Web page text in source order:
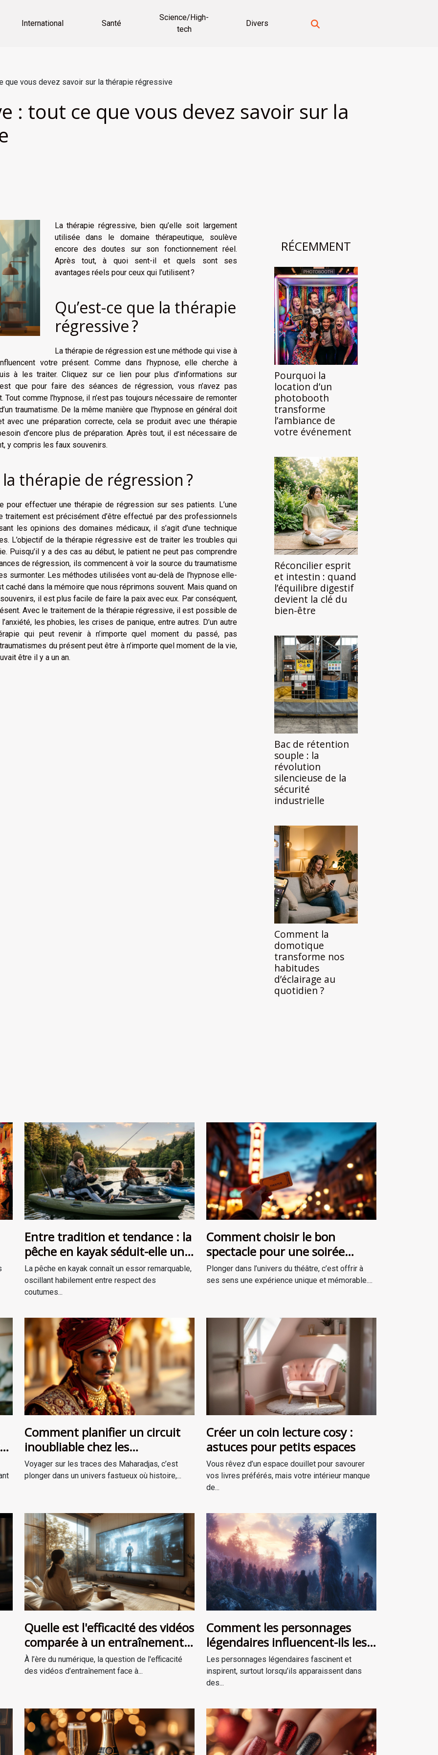
International Santé
Science/High-
tech
Divers
que vous devez savoir sur la thérapie régressive
: tout ce que vous devez savoir sur la
La thérapie régressive, bien qu’elle soit largement
utilisée dans le domaine thérapeutique, soulève
encore des doutes sur son fonctionnement réel.
Après tout, à quoi sent-il et quels sont ses
avantages réels pour ceux qui l’utilisent ?
Qu’est-ce que la thérapie
régressive ?
La thérapie de régression est une méthode qui vise à
votre présent. Comme dans l’hypnose, elle cherche à
à les traiter. Cliquez sur ce lien pour plus d’informations sur
que pour faire des séances de régression, vous n’avez pas
comme l’hypnose, il n’est pas toujours nécessaire de remonter
traumatisme. De la même manière que l’hypnose en général doit
une préparation correcte, cela se produit avec une thérapie
d’encore plus de préparation. Après tout, il est nécessaire de
y compris les faux souvenirs.
thérapie de régression ?
pour effectuer une thérapie de régression sur ses patients. L’une
est précisément d’être effectué par des professionnels
les opinions des domaines médicaux, il s’agit d’une technique
L’objectif de la thérapie régressive est de traiter les troubles qui
Puisqu’il y a des cas au début, le patient ne peut pas comprendre
de régression, ils commencent à voir la source du traumatisme
surmonter. Les méthodes utilisées vont au-delà de l’hypnose elle-
caché dans la mémoire que nous réprimons souvent. Mais quand on
il est plus facile de faire la paix avec eux. Par conséquent,
Avec le traitement de la thérapie régressive, il est possible de
les phobies, les crises de panique, entre autres. D’un autre
qui peut revenir à n’importe quel moment du passé, pas
du présent peut être à n’importe quel moment de la vie,
être il y a un an.
RÉCEMMENT
Pourquoi la
location d’un
photobooth
transforme
l’ambiance de
votre événement
Réconcilier esprit
et intestin : quand
l’équilibre digestif
devient la clé du
bien-être
Bac de rétention
souple : la
révolution
silencieuse de la
sécurité
industrielle
Comment la
domotique
transforme nos
habitudes
d’éclairage au
quotidien ?
Entre tradition et tendance : la
pêche en kayak séduit-elle une
nouvelle génération ?
La pêche en kayak connaît un essor remarquable,
oscillant habilement entre respect des
coutumes...
Comment choisir le bon
spectacle pour une soirée
théâtrale inoubliable ?
Plonger dans l’univers du théâtre, c’est offrir à
ses sens une expérience unique et mémorable....
Comment planifier un circuit
inoubliable chez les
Maharadjas ?
Voyager sur les traces des Maharadjas, c’est
plonger dans un univers fastueux où histoire,...
Créer un coin lecture cosy :
astuces pour petits espaces
Vous rêvez d’un espace douillet pour savourer
vos livres préférés, mais votre intérieur manque
de...
Quelle est l'efficacité des vidéos
comparée à un entraînement
en personne ?
À l’ère du numérique, la question de l'efficacité
des vidéos d’entraînement face à...
Comment les personnages
légendaires influencent-ils les
récits de survie ?
Les personnages légendaires fascinent et
inspirent, surtout lorsqu’ils apparaissent dans
des...